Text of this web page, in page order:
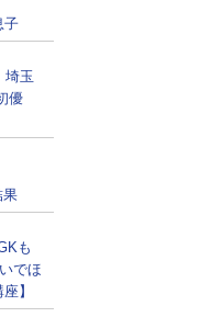
子
埼玉
優
果
も
でほ
】